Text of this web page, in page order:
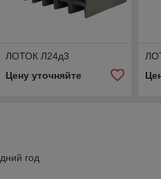
ЛОТОК Л24д3
Цену уточняйте
год